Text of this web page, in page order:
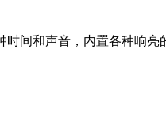
间和声音，内置各种响